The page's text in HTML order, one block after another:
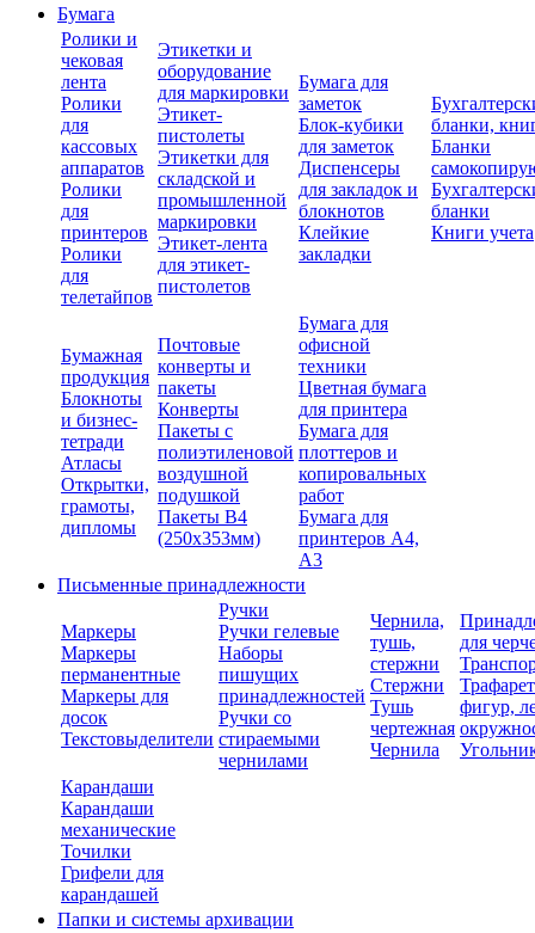
Бумага
Ролики и
чековая
лента
Ролики
для
кассовых
аппаратов
Ролики
для
принтеров
Ролики
для
телетайпов
Этикетки и
оборудование
для маркировки
Этикет-
пистолеты
Этикетки для
складской и
промышленной
маркировки
Этикет-лента
для этикет-
пистолетов
Бумага для
заметок
Блок-кубики
для заметок
Диспенсеры
для закладок и
блокнотов
Клейкие
закладки
бланки,
Бланки
бланки
Книги учета
Бумажная
продукция
Блокноты
и бизнес-
тетради
Атласы
Открытки,
грамоты,
дипломы
Почтовые
конверты и
пакеты
Конверты
Пакеты с
полиэтиленовой
воздушной
подушкой
Пакеты В4
(250х353мм)
Бумага для
офисной
техники
Цветная бумага
для принтера
Бумага для
плоттеров и
копировальных
работ
Бумага для
принтеров А4,
А3
Письменные принадлежности
Маркеры
Маркеры
перманентные
Маркеры для
досок
Текстовыделители
Ручки
Ручки гелевые
Наборы
пишущих
принадлежностей
Ручки со
стираемыми
чернилами
Чернила,
тушь,
стержни
Стержни
Тушь
чертежная
Чернила
для
фигур,
Карандаши
Карандаши
механические
Точилки
Грифели для
карандашей
Папки и системы архивации